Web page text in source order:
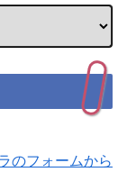
のフォームから